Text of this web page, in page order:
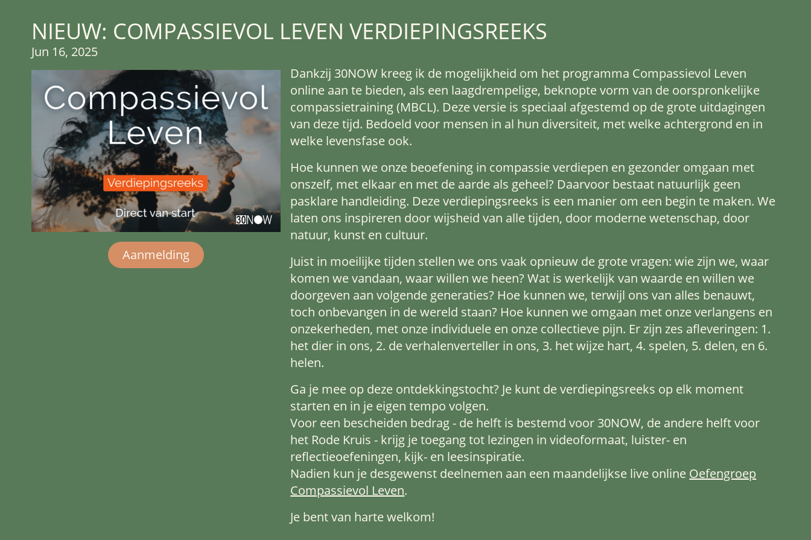
NIEUW: COMPASSIEVOL LEVEN VERDIEPINGSREEKS
Jun 16, 2025
Aanmelding
Dankzij 30NOW kreeg ik de mogelijkheid om het programma Compassievol Leven
online aan te bieden, als een laagdrempelige, beknopte vorm van de oorspronkelijke
compassietraining (MBCL). Deze versie is speciaal afgestemd op de grote uitdagingen
van deze tijd. Bedoeld voor mensen in al hun diversiteit, met welke achtergrond en in
welke levensfase ook.
Hoe kunnen we onze beoefening in compassie verdiepen en gezonder omgaan met
onszelf, met elkaar en met de aarde als geheel? Daarvoor bestaat natuurlijk geen
pasklare handleiding. Deze verdiepingsreeks is een manier om een begin te maken. We
laten ons inspireren door wijsheid van alle tijden, door moderne wetenschap, door
natuur, kunst en cultuur.
Juist in moeilijke tijden stellen we ons vaak opnieuw de grote vragen: wie zijn we, waar
komen we vandaan, waar willen we heen? Wat is werkelijk van waarde en willen we
doorgeven aan volgende generaties? Hoe kunnen we, terwijl ons van alles benauwt,
toch onbevangen in de wereld staan? Hoe kunnen we omgaan met onze verlangens en
onzekerheden, met onze individuele en onze collectieve pijn. Er zijn zes afleveringen: 1.
het dier in ons, 2. de verhalenverteller in ons, 3. het wijze hart, 4. spelen, 5. delen, en 6.
helen.
Ga je mee op deze ontdekkingstocht? Je kunt de verdiepingsreeks op elk moment
starten en in je eigen tempo volgen.
Voor een bescheiden bedrag - de helft is bestemd voor 30NOW, de andere helft voor
het Rode Kruis - krijg je toegang tot lezingen in videoformaat, luister- en
reflectieoefeningen, kijk- en leesinspiratie.
Nadien kun je desgewenst deelnemen aan een maandelijkse live online Oefengroep
Compassievol Leven.
Je bent van harte welkom!